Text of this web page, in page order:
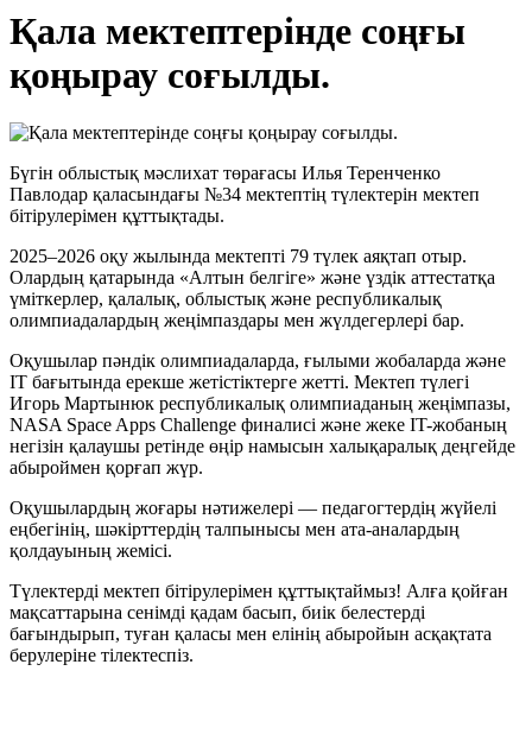
Қала мектептерінде соңғы
қоңырау соғылды.
Бүгін облыстық мәслихат төрағасы Илья Теренченко
Павлодар қаласындағы №34 мектептің түлектерін мектеп
бітірулерімен құттықтады.
2025–2026 оқу жылында мектепті 79 түлек аяқтап отыр.
Олардың қатарында «Алтын белгіге» және үздік аттестатқа
үміткерлер, қалалық, облыстық және республикалық
олимпиадалардың жеңімпаздары мен жүлдегерлері бар.
Оқушылар пәндік олимпиадаларда, ғылыми жобаларда және
IT бағытында ерекше жетістіктерге жетті. Мектеп түлегі
Игорь Мартынюк республикалық олимпиаданың жеңімпазы,
NASA Space Apps Challenge финалисі және жеке IT-жобаның
негізін қалаушы ретінде өңір намысын халықаралық деңгейде
абыроймен қорғап жүр.
Оқушылардың жоғары нәтижелері — педагогтердің жүйелі
еңбегінің, шәкірттердің талпынысы мен ата-аналардың
қолдауының жемісі.
Түлектерді мектеп бітірулерімен құттықтаймыз! Алға қойған
мақсаттарына сенімді қадам басып, биік белестерді
бағындырып, туған қаласы мен елінің абыройын асқақтата
берулеріне тілектеспіз.